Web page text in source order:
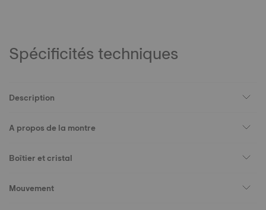
Spécificités techniques
Description
A propos de la montre
Boîtier et cristal
Mouvement